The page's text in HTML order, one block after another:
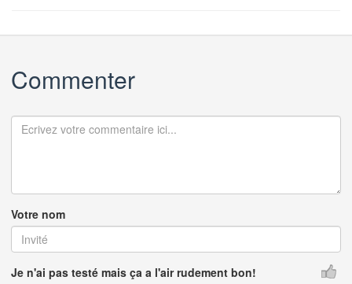
Commenter
Votre nom
Je n'ai pas testé mais ça a l'air rudement bon!